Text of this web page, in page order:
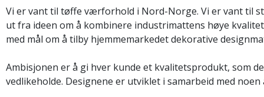
Vi er vant til tøffe værforhold i Nord-Norge. Vi er vant til
ut fra ideen om å kombinere industrimattens høye
med mål om å tilby hjemmemarkedet dekorative
Ambisjonen er å gi hver kunde et kvalitetsprodukt, som
vedlikeholde. Designene er utviklet i samarbeid med